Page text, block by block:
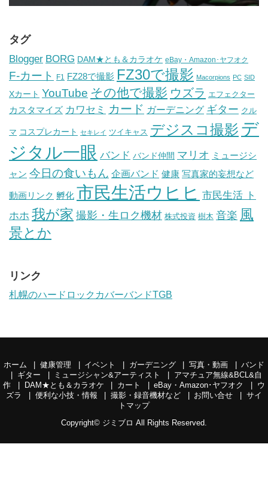
タグ
Blogger BORG DAM★とも＆カラオケ eBay・Amazon･ヤフオク
F-カート F1 FZ28で撮影 FZ30で撮影 Macorpions PC SID
Xカート YouTube その他で撮影 ウズラ エフェクター
カスタマイズ カワセミ カード ガーデニング ギター クル
マ コスプレカート セキレイ ツイキャス デジスコ撮影 デ
ジタル一眼 バンド バンド仲間 マリオ ミュージシ
ャン 今日の食いもん 企画バンド 健康 写真家的妄想など
動画リンク 孵化 市民生活ウヒヒ 市民生活 ト
ホホ 我が家 撮影・生ロク機材 株式投資 樹木 音楽 風
景とか
リンク
札幌のハードロックカバーバンドTGB
ホーム 健康管理 イベント ガーデニング 写真・動画
バンド
ギター
ミュージシャン&アーティスト
アマチュア無線&BCL&自
作
DAM★とも＆カラオケ カート eBay・Amazon･ヤフオク
ウ
ズラ
便利な小技・情報 撮影・録音機材など お問い合せ
サイ
トマップ
Copyright© ジミブロ All Rights Reserved.